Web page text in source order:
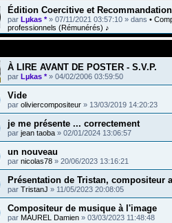
Édition Coercitive et
par Lµkas *» 07/11/2021 03:57:10 » dans •
professionnels (Rémunérés) ♪
À LIRE AVANT DE POSTER - S.V.P.
par Lµkas *» 04/02/2006 03:59:50
Vide
par oliviercompositeur » 13/03/2019 14:20:23
je me présente ... correctement
par jean taoba » 02/01/2024 13:06:57
un nouveau
par nicolas78 » 20/06/2023 13:16:21
Présentation de Tristan, compositeur
par TristanJ » 11/05/2023 20:08:05
Compositeur de musique à l'image
par MAUREL Damien » 03/03/2023 11:48:48